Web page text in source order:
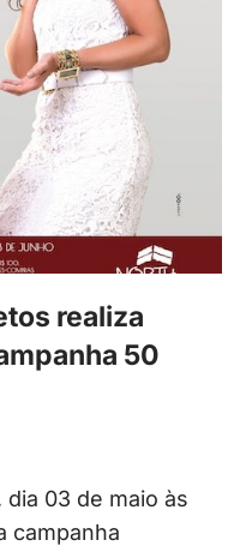
realiza
50
03 de maio às
campanha